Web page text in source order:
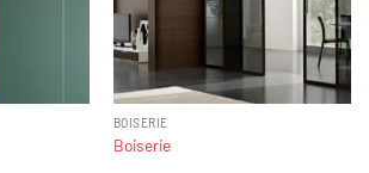
BOISERIE
Boiserie